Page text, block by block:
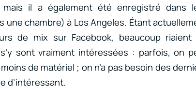
il a également été enregistré dans
chambre) à Los Angeles. Étant
de mix sur Facebook, beaucoup riaient
sont vraiment intéressées : parfois, on
de matériel ; on n’a pas besoin des
d’intéressant.